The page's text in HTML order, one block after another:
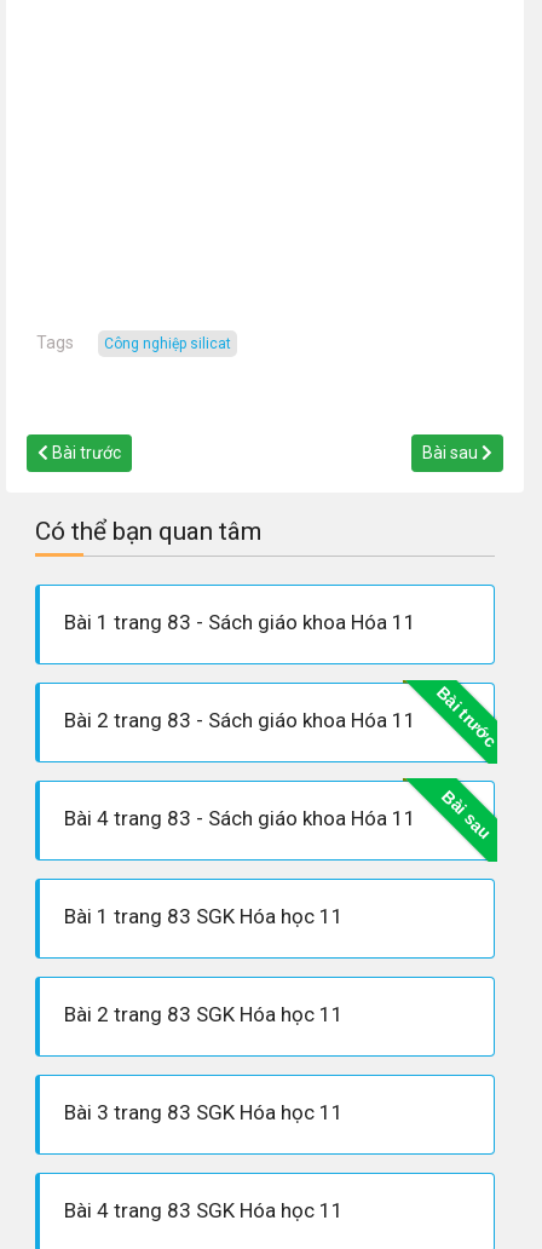
Tags công nghiệp silicat
Bài trước Bài sau
Có thể bạn quan tâm
Bài 1 trang 83 - Sách giáo khoa Hóa 11
Bài trước
Bài 2 trang 83 - Sách giáo khoa Hóa 11
Bài sau
Bài 4 trang 83 - Sách giáo khoa Hóa 11
Bài 1 trang 83 SGK Hóa học 11
Bài 2 trang 83 SGK Hóa học 11
Bài 3 trang 83 SGK Hóa học 11
Bài 4 trang 83 SGK Hóa học 11